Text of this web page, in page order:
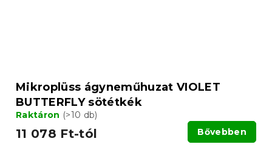
Mikroplüss ágyneműhuzat VIOLET
BUTTERFLY sötétkék
Raktáron (>10 db)
11 078 Ft-tól Bővebben